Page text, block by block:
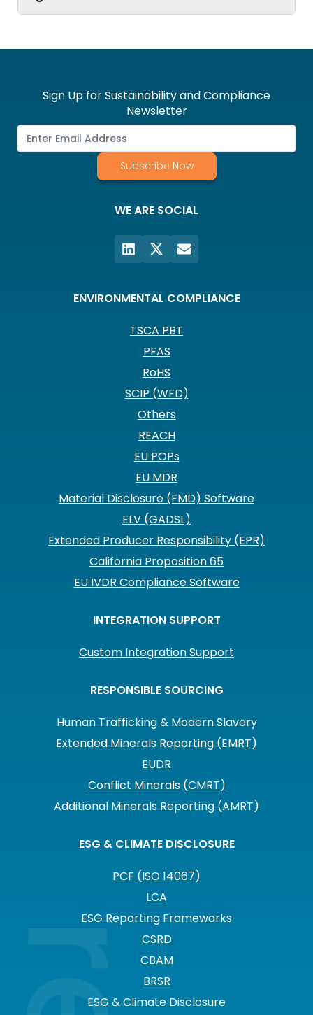
Sign Up for Sustainability and Compliance
Newsletter
Subscribe Now
WE ARE SOCIAL
ENVIRONMENTAL COMPLIANCE
TSCA PBT
PFAS
RoHS
SCIP (WFD)
Others
REACH
EU POPs
EU MDR
Material Disclosure (FMD) Software
ELV (GADSL)
Extended Producer Responsibility (EPR)
California Proposition 65
EU IVDR Compliance Software
INTEGRATION SUPPORT
Custom Integration Support
RESPONSIBLE SOURCING
Human Trafficking & Modern Slavery
Extended Minerals Reporting (EMRT)
EUDR
Conflict Minerals (CMRT)
Additional Minerals Reporting (AMRT)
ESG & CLIMATE DISCLOSURE
PCF (ISO 14067)
LCA
ESG Reporting Frameworks
CSRD
CBAM
BRSR
ESG & Climate Disclosure